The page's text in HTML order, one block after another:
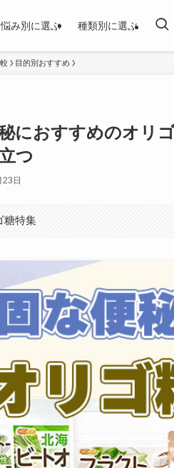
悩み別に選ぶ 種類別に選ぶ
目的別おすすめ
におすすめのオリ
つ
日
糖特集